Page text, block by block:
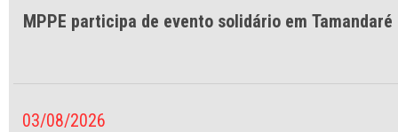
MPPE participa de evento solidário em Tamandaré
03/08/2026